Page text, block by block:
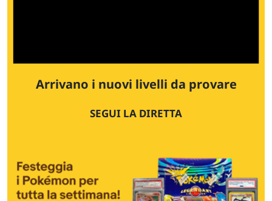
Arrivano i nuovi livelli da provare
SEGUI LA DIRETTA